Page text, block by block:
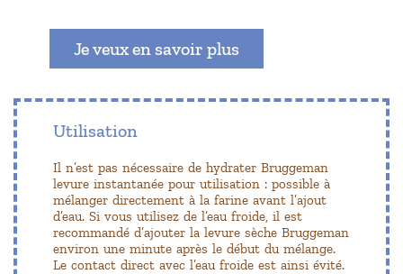
Je veux en savoir plus
Utilisation
Il n’est pas nécessaire de hydrater Bruggeman
levure instantanée pour utilisation : possible à
mélanger directement à la farine avant l’ajout
d’eau. Si vous utilisez de l’eau froide, il est
recommandé d’ajouter la levure sèche Bruggeman
environ une minute après le début du mélange.
Le contact direct avec l’eau froide est ainsi évité.